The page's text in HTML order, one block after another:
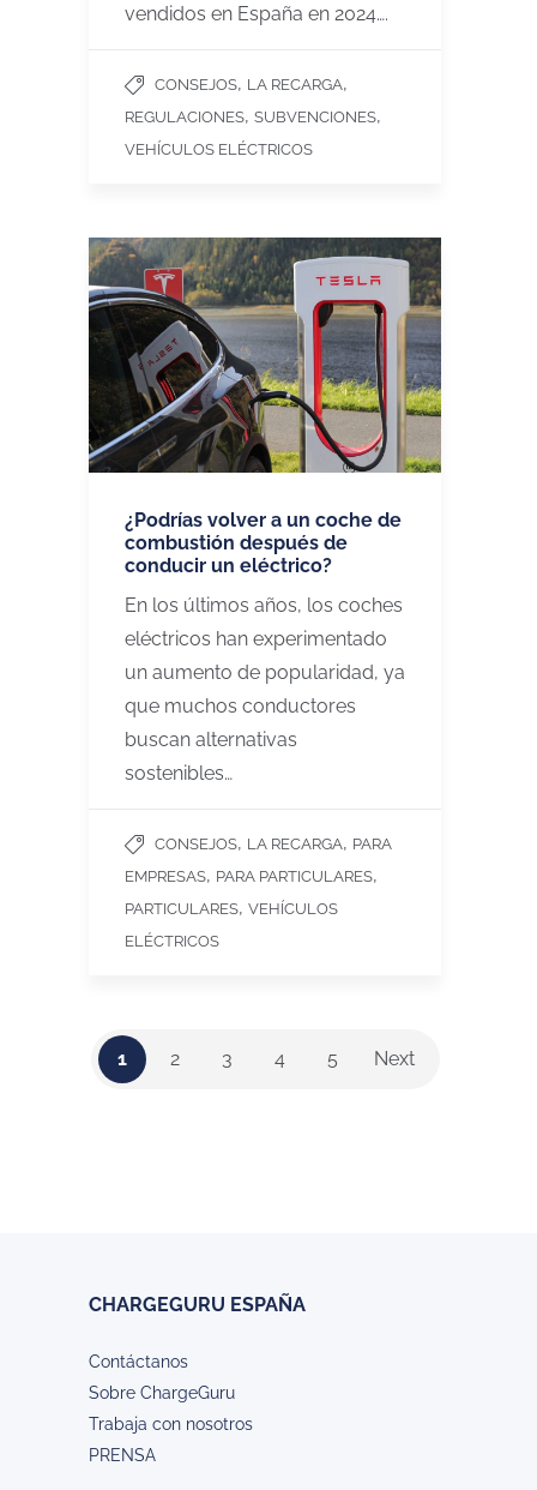
vendidos en España en 2024….
CONSEJOS, LA RECARGA,
REGULACIONES, SUBVENCIONES,
VEHÍCULOS ELÉCTRICOS
¿Podrías volver a un coche de
combustión después de
conducir un eléctrico?
En los últimos años, los coches
eléctricos han experimentado
un aumento de popularidad, ya
que muchos conductores
buscan alternativas
sostenibles…
CONSEJOS, LA RECARGA, PARA
EMPRESAS, PARA PARTICULARES,
PARTICULARES, VEHÍCULOS
ELÉCTRICOS
1 2 3 4 5 Next
CHARGEGURU ESPAÑA
Contáctanos
Sobre ChargeGuru
Trabaja con nosotros
PRENSA